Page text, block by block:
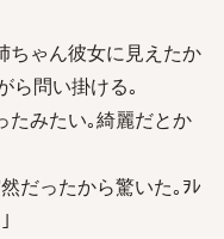
ちゃん彼女に見えたか
ら問い掛ける｡
たみたい｡綺麗だとか
だったから驚いた｡ｦﾚ